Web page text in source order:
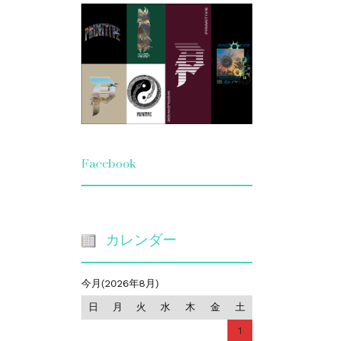
Facebook
カレンダー
今月(2026年8月)
日 月 火 水 木 金 土
1